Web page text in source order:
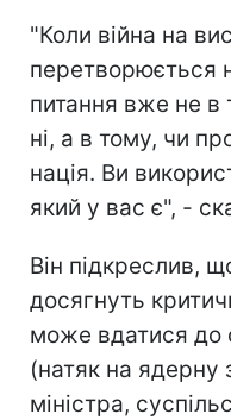
"Коли війна на
перетворюється
питання вже не в
ні, а в тому, чи
нація. Ви
який у вас є", -
Він підкреслив,
досягнуть
може вдатися до
(натяк на
міністра,